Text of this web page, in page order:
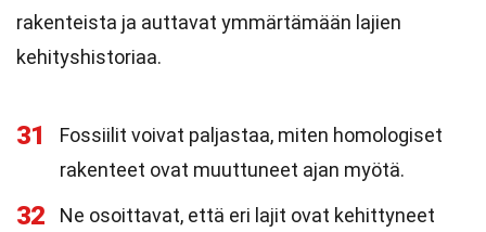
rakenteista ja auttavat ymmärtämään lajien
kehityshistoriaa.
31
Fossiilit voivat paljastaa, miten homologiset
rakenteet ovat muuttuneet ajan myötä.
32
Ne osoittavat, että eri lajit ovat kehittyneet